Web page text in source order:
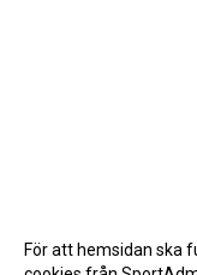
För att hemsidan ska